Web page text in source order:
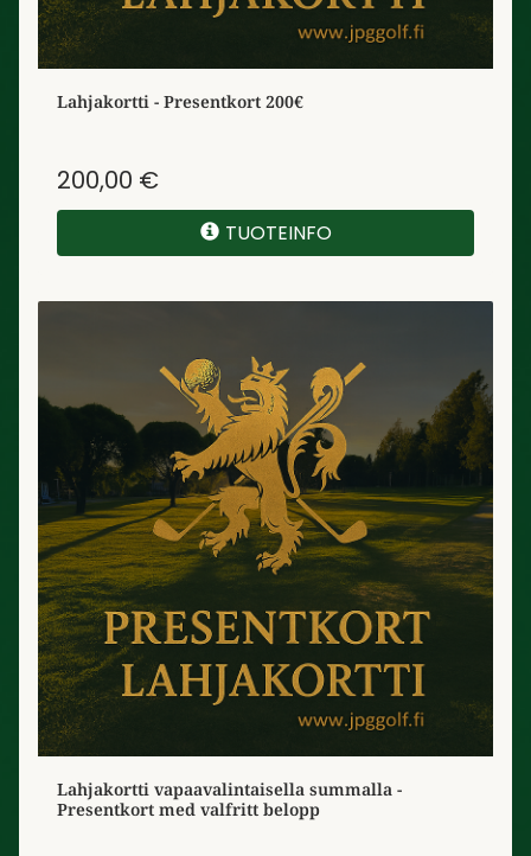
Lahjakortti - Presentkort 200€
200,00 €
TUOTEINFO
Lahjakortti vapaavalintaisella summalla -
Presentkort med valfritt belopp